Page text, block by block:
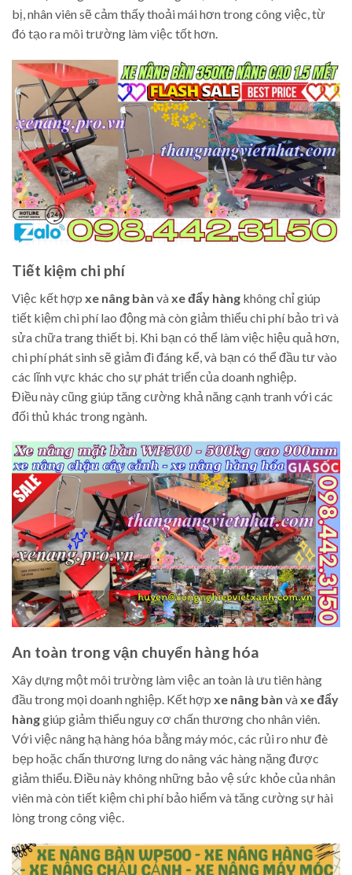
bị, nhân viên sẽ cảm thấy thoải mái hơn trong công việc, từ
đó tạo ra môi trường làm việc tốt hơn.
Tiết kiệm chi phí
Việc kết hợp xe nâng bàn vàxe đẩy hàng không chỉ giúp
tiết kiệm chi phí lao động mà còn giảm thiểu chi phí bảo trì và
sửa chữa trang thiết bị. Khi bạn có thể làm việc hiệu quả hơn,
chi phí phát sinh sẽ giảm đi đáng kể, và bạn có thể đầu tư vào
các lĩnh vực khác cho sự phát triển của doanh nghiệp.
Điều này cũng giúp tăng cường khả năng cạnh tranh với các
đối thủ khác trong ngành.
An toàn trong vận chuyển hàng hóa
Xây dựng một môi trường làm việc an toàn là ưu tiên hàng
đầu trong mọi doanh nghiệp. Kết hợp xe nâng bàn vàxe đẩy
hànggiúp giảm thiểu nguy cơ chấn thương cho nhân viên.
Với việc nâng hạ hàng hóa bằng máy móc, các rủi ro như đè
bẹp hoặc chấn thương lưng do nâng vác hàng nặng được
giảm thiểu. Điều này không những bảo vệ sức khỏe của nhân
viên mà còn tiết kiệm chi phí bảo hiểm và tăng cường sự hài
lòng trong công việc.